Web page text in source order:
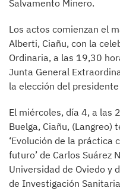
Salvamento Minero.
Los actos comienzan el
Alberti, Ciañu, con la
Ordinaria, a las 19,30
Junta General
la elección del
El miércoles, día 4, a las
Buelga, Ciañu, (Langreo)
‘Evolución de la práctica
futuro’ de Carlos Suárez
Universidad de Oviedo
de Investigación